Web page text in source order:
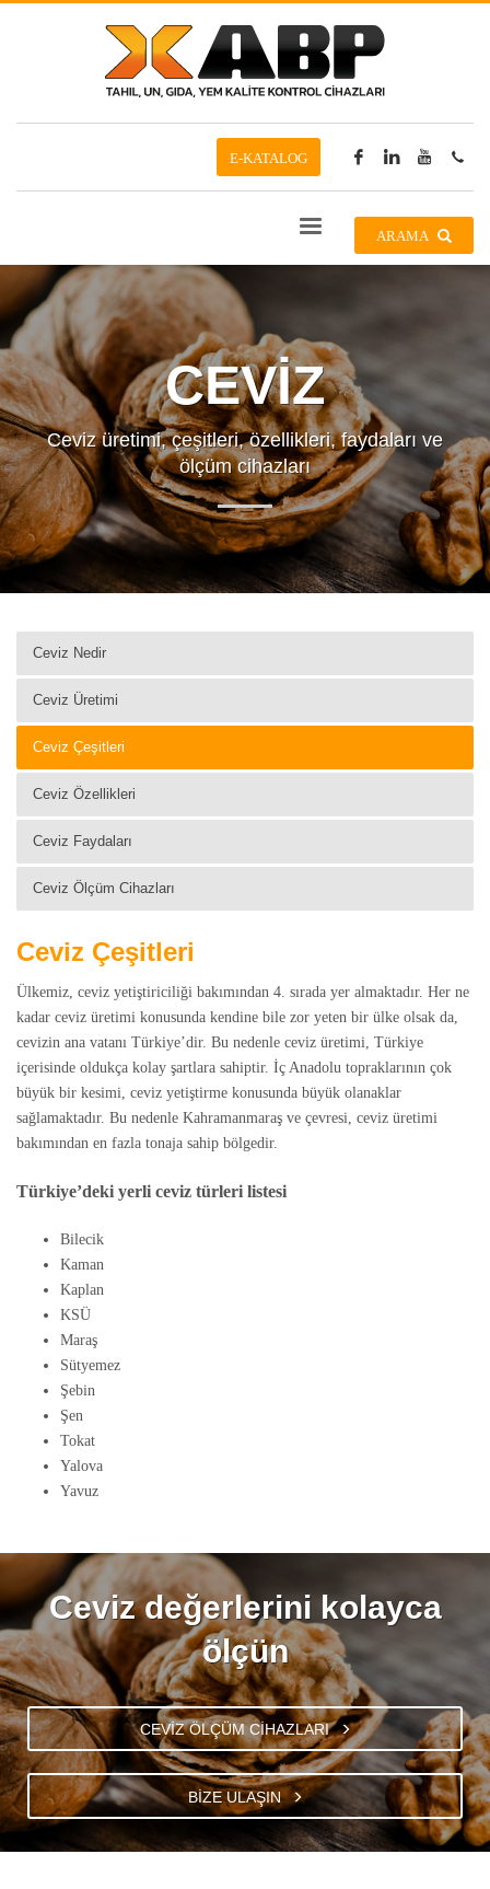
E-KATALOG
ARAMA
CEVİZ
Ceviz üretimi, çeşitleri, özellikleri, faydaları ve
ölçüm cihazları
Ceviz Nedir
Ceviz Üretimi
Ceviz Çeşitleri
Ceviz Özellikleri
Ceviz Faydaları
Ceviz Ölçüm Cihazları
Ceviz Çeşitleri
Ülkemiz, ceviz yetiştiriciliği bakımından 4. sırada yer almaktadır. Her ne
kadar ceviz üretimi konusunda kendine bile zor yeten bir ülke olsak da,
cevizin ana vatanı Türkiye’dir. Bu nedenle ceviz üretimi, Türkiye
içerisinde oldukça kolay şartlara sahiptir. İç Anadolu topraklarının çok
büyük bir kesimi, ceviz yetiştirme konusunda büyük olanaklar
sağlamaktadır. Bu nedenle Kahramanmaraş ve çevresi, ceviz üretimi
bakımından en fazla tonaja sahip bölgedir.
Türkiye’deki yerli ceviz türleri listesi
Bilecik
Kaman
Kaplan
KSÜ
Maraş
Sütyemez
Şebin
Şen
Tokat
Yalova
Yavuz
Ceviz değerlerini kolayca
ölçün
CEVİZ ÖLÇÜM CİHAZLARI
BİZE ULAŞIN